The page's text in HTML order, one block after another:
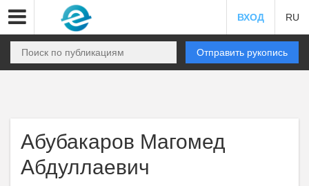
ВХОД RU
Отправить рукопись
Абубакаров Магомед
Абдуллаевич